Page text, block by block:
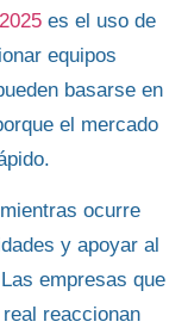
es el uso de
equipos
basarse en
el mercado
ocurre
y apoyar al
empresas que
reaccionan